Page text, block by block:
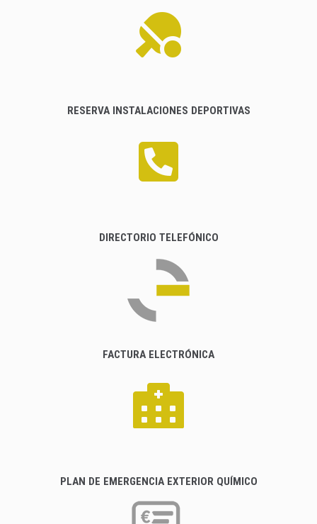
RESERVA INSTALACIONES DEPORTIVAS
DIRECTORIO TELEFÓNICO
FACTURA ELECTRÓNICA
PLAN DE EMERGENCIA EXTERIOR QUÍMICO